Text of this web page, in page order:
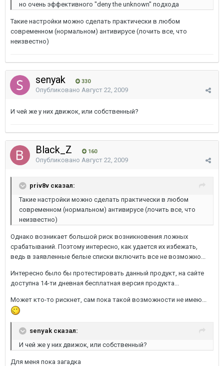
но очень эффективного "deny the unknown" подхода
Такие настройки можно сделать практически в любом
современном (нормальном) антивирусе (лочить все, что
неизвестно)
senyak 330
Опубликовано Август 22, 2009
И чей же у них движок, или собственный?
Black_Z 160
Опубликовано Август 22, 2009
priv8v сказал:
Такие настройки можно сделать практически в любом
современном (нормальном) антивирусе (лочить все, что
неизвестно)
Однако возникает большой риск возникновения ложных
срабатываний. Поэтому интересно, как удается их избежать,
ведь в заявленные белые списки включить все не возможно...
Интересно было бы протестировать данный продукт, на сайте
доступна 14-ти дневная бесплатная версия продукта...
Может кто-то рискнет, сам пока такой возможности не имею...
senyak сказал:
И чей же у них движок, или собственный?
Для меня пока загадка